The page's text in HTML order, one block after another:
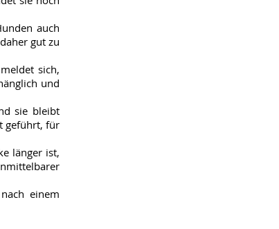
auch
gut zu
sich,
und
sie bleibt
geführt, für
länger ist,
einem